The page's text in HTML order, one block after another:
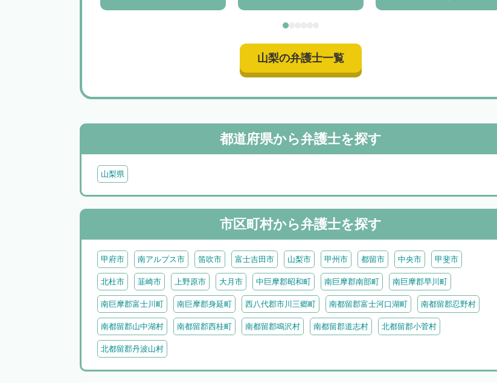
山梨の弁護士一覧
都道府県から弁護士を探す
山梨県
市区町村から弁護士を探す
甲府市 南アルプス市 笛吹市 富士吉田市 山梨市 甲州市 都留市 中央市 甲斐市
北杜市 韮崎市 上野原市 大月市 中巨摩郡昭和町 南巨摩郡南部町 南巨摩郡早川町
南巨摩郡富士川町 南巨摩郡身延町 西八代郡市川三郷町 南都留郡富士河口湖町 南都留郡忍野村
南都留郡山中湖村 南都留郡西桂町 南都留郡鳴沢村 南都留郡道志村 北都留郡小菅村
北都留郡丹波山村